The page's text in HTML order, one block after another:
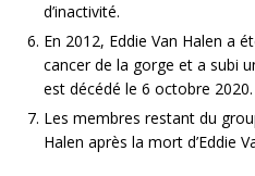
d’inactivité.
En 2012, Eddie Van Halen a
cancer de la gorge et a subi
est décédé le 6 octobre 2020.
Les membres restant du
Halen après la mort d’Eddie